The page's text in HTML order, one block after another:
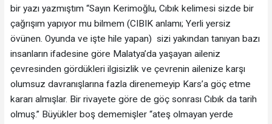
bir yazı yazmıştım “Sayın Kerimoğlu, Cıbık kelimesi sizde bir
çağrışım yapıyor mu bilmem (CIBIK anlamı; Yerli yersiz
övünen. Oyunda ve işte hile yapan) sizi yakından tanıyan bazı
insanların ifadesine göre Malatya’da yaşayan aileniz
çevresinden gördükleri ilgisizlik ve çevrenin ailenize karşı
olumsuz davranışlarına fazla direnemeyip Kars’a göç etme
kararı almışlar. Bir rivayete göre de göç sonrası Cıbık da tarih
olmuş.” Büyükler boş dememişler “ateş olmayan yerde